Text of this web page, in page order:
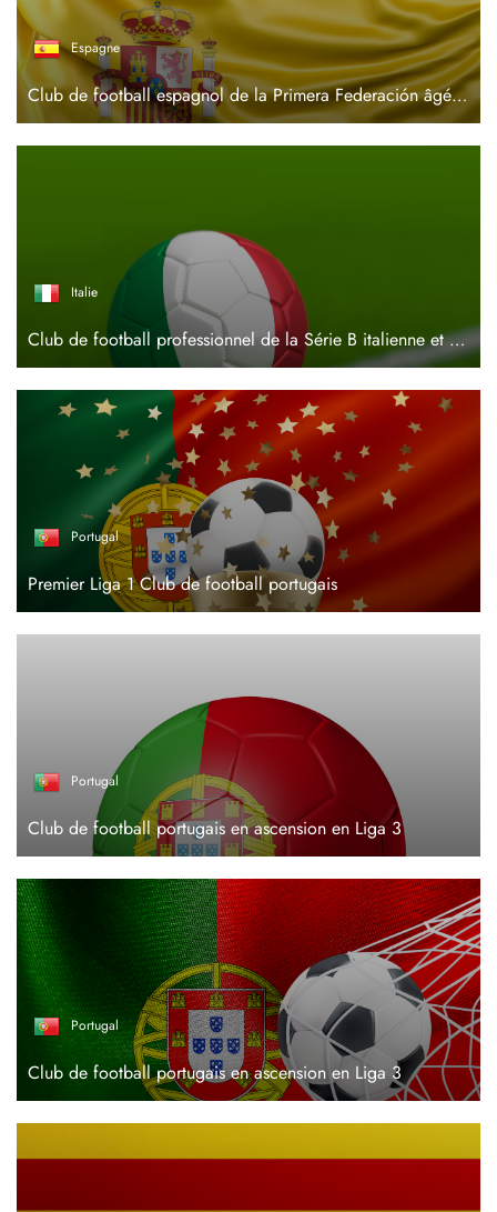
Espagne
Club de football espagnol de la Primera Federación âgé de 75 ans
Italie
Club de football professionnel de la Série B italienne et Académie des talents d'élite
Portugal
Premier Liga 1 Club de football portugais
Portugal
Club de football portugais en ascension en Liga 3
Portugal
Club de football portugais en ascension en Liga 3